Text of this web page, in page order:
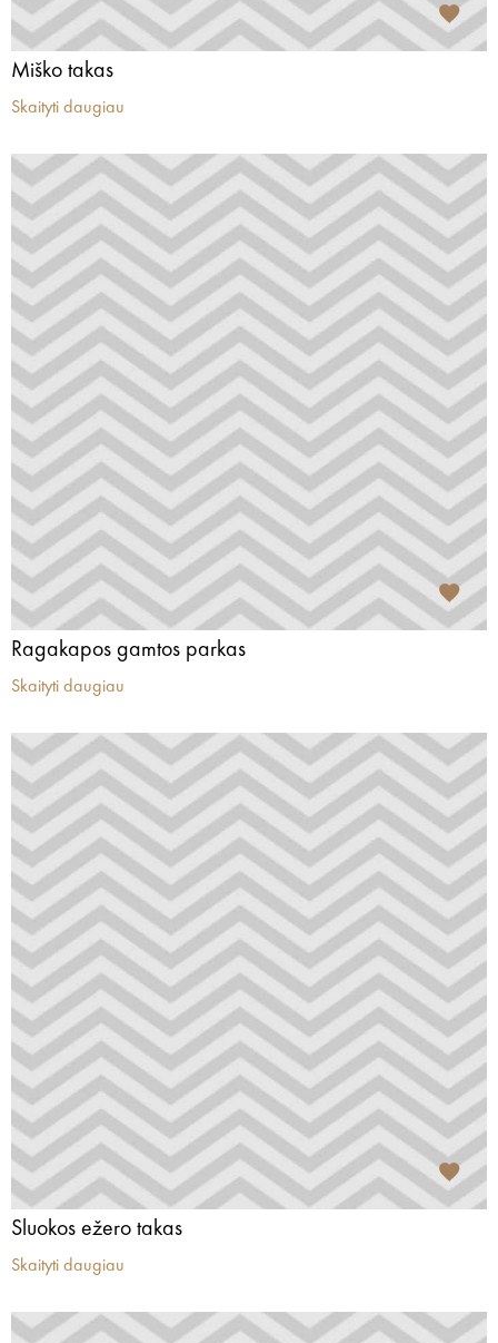
Miško takas
Skaityti daugiau
Ragakapos gamtos parkas
Skaityti daugiau
Sluokos ežero takas
Skaityti daugiau